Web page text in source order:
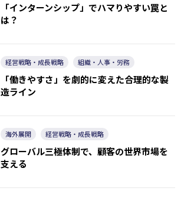
「インターンシップ」でハマりやすい罠と
は？
経営戦略・成長戦略 組織・人事・労務
「働きやすさ」を劇的に変えた合理的な製
造ライン
海外展開 経営戦略・成長戦略
グローバル三極体制で、顧客の世界市場を
支える